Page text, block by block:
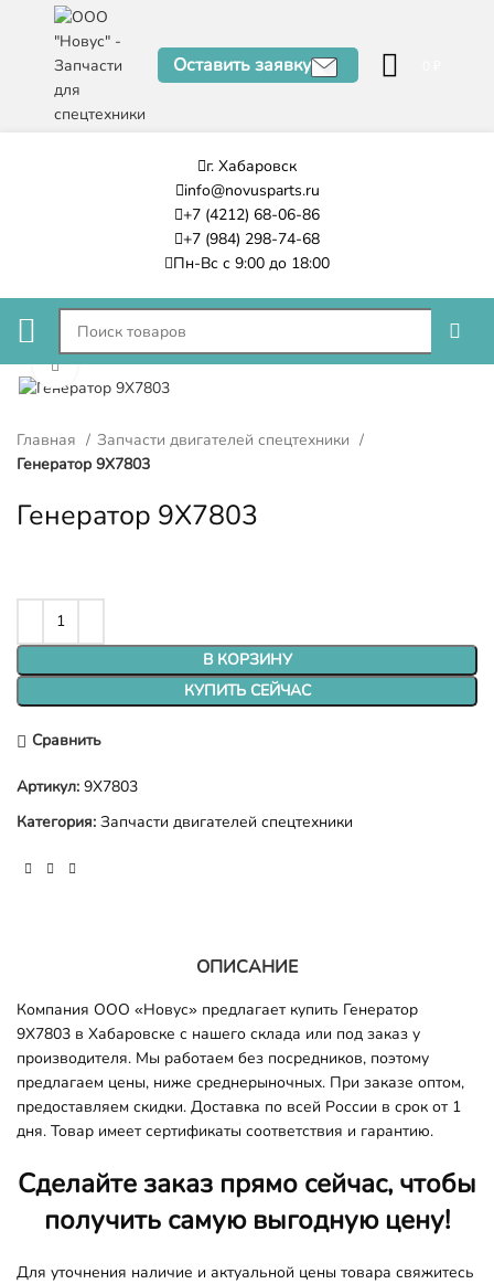
Оставить заявку
г. Хабаровск
info@novusparts.ru
+7 (4212) 68-06-86
+7 (984) 298-74-68
Пн-Вс с 9:00 до 18:00
Нажмите, чтобы увеличить
Главная
Запчасти двигателей спецтехники
Генератор 9X7803
Генератор 9X7803
В КОРЗИНУ
КУПИТЬ СЕЙЧАС
Сравнить
Артикул: 9X7803
Категория: Запчасти двигателей спецтехники
ОПИСАНИЕ
Компания ООО «Новус» предлагает купить Генератор
9X7803 в Хабаровске с нашего склада или под заказ у
производителя. Мы работаем без посредников, поэтому
предлагаем цены, ниже среднерыночных. При заказе оптом,
предоставляем скидки. Доставка по всей России в срок от 1
дня. Товар имеет сертификаты соответствия и гарантию.
Сделайте заказ прямо сейчас, чтобы
получить самую выгодную цену!
Для уточнения наличие и актуальной цены товара свяжитесь